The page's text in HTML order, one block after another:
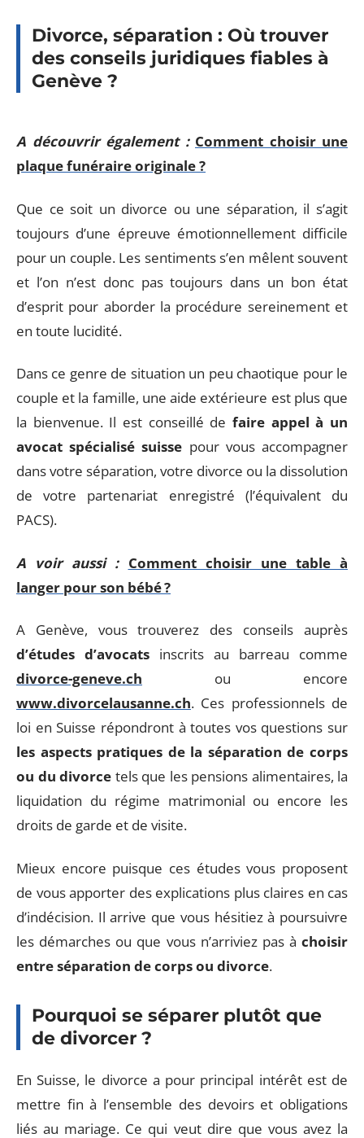
Divorce, séparation : Où trouver
des conseils juridiques fiables à
Genève ?
A découvrir également : Comment choisir une
plaque funéraire originale ?
Que ce soit un divorce ou une séparation, il s’agit
toujours d’une épreuve émotionnellement difficile
pour un couple. Les sentiments s’en mêlent souvent
et l’on n’est donc pas toujours dans un bon état
d’esprit pour aborder la procédure sereinement et
en toute lucidité.
Dans ce genre de situation un peu chaotique pour le
couple et la famille, une aide extérieure est plus que
la bienvenue. Il est conseillé de faire appel à un
avocat spécialisé suisse pour vous accompagner
dans votre séparation, votre divorce ou la dissolution
de votre partenariat enregistré (l’équivalent du
PACS).
A voir aussi : Comment choisir une table à
langer pour son bébé ?
A Genève, vous trouverez des conseils auprès
d’études d’avocats inscrits au barreau comme
divorce-geneve.ch ou encore
www.divorcelausanne.ch. Ces professionnels de
loi en Suisse répondront à toutes vos questions sur
les aspects pratiques de la séparation de corps
ou du divorce tels que les pensions alimentaires, la
liquidation du régime matrimonial ou encore les
droits de garde et de visite.
Mieux encore puisque ces études vous proposent
de vous apporter des explications plus claires en cas
d’indécision. Il arrive que vous hésitiez à poursuivre
les démarches ou que vous n’arriviez pas à choisir
entre séparation de corps ou divorce.
Pourquoi se séparer plutôt que
de divorcer ?
En Suisse, le divorce a pour principal intérêt est de
mettre fin à l’ensemble des devoirs et obligations
liés au mariage. Ce qui veut dire que vous avez la